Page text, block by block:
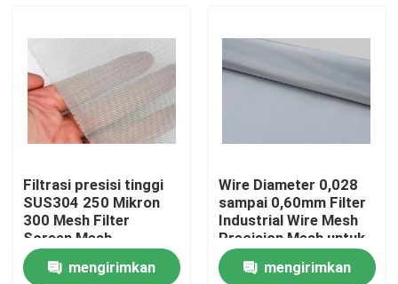
Rumah
Produk
Filtrasi presisi tinggi
SUS304 250 Mikron
300 Mesh Filter
Screen Mesh
mengirimkan
Wire Diameter 0,028
sampai 0,60mm Filter
Industrial Wire Mesh
Precision Mesh untuk
Filtrasi yang akurat
dan Solusi Screening
mengirimkan